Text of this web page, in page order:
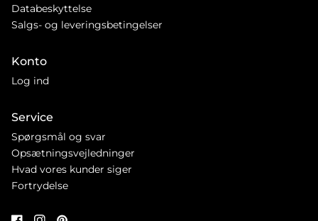
Databeskyttelse
Salgs- og leveringsbetingelser
Konto
Log ind
Service
Spørgsmål og svar
Opsætningsvejledninger
Hvad vores kunder siger
Fortrydelse